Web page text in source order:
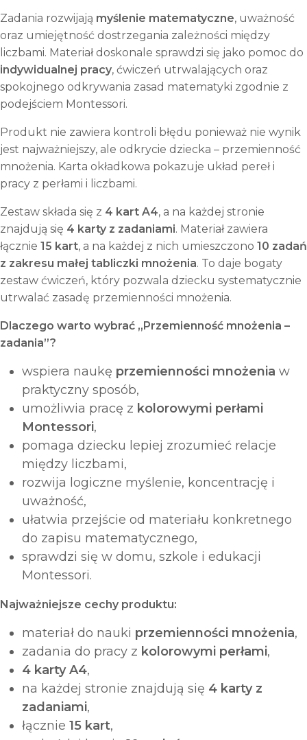
Zadania rozwijają myślenie matematyczne, uważność
oraz umiejętność dostrzegania zależności między
liczbami. Materiał doskonale sprawdzi się jako pomoc do
indywidualnej pracy, ćwiczeń utrwalających oraz
spokojnego odkrywania zasad matematyki zgodnie z
podejściem Montessori.
Produkt nie zawiera kontroli błędu ponieważ nie wynik
jest najważniejszy, ale odkrycie dziecka – przemienność
mnożenia. Karta okładkowa pokazuje układ pereł i
pracy z perłami i liczbami.
Zestaw składa się z 4 kart A4, a na każdej stronie
znajdują się 4 karty z zadaniami. Materiał zawiera
łącznie 15 kart, a na każdej z nich umieszczono 10 zadań
z zakresu małej tabliczki mnożenia. To daje bogaty
zestaw ćwiczeń, który pozwala dziecku systematycznie
utrwalać zasadę przemienności mnożenia.
Dlaczego warto wybrać „Przemienność mnożenia –
zadania”?
wspiera naukę przemienności mnożenia w
praktyczny sposób,
umożliwia pracę z kolorowymi perłami
Montessori,
pomaga dziecku lepiej zrozumieć relacje
między liczbami,
rozwija logiczne myślenie, koncentrację i
uważność,
ułatwia przejście od materiału konkretnego
do zapisu matematycznego,
sprawdzi się w domu, szkole i edukacji
Montessori.
Najważniejsze cechy produktu:
materiał do nauki przemienności mnożenia,
zadania do pracy z kolorowymi perłami,
4 karty A4,
na każdej stronie znajdują się 4 karty z
zadaniami,
łącznie 15 kart,